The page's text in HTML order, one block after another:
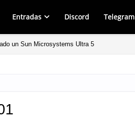
Entradas Discord Telegram
un Sun Microsystems Ultra 5
Delivery: Un juego indie con mucho potencial